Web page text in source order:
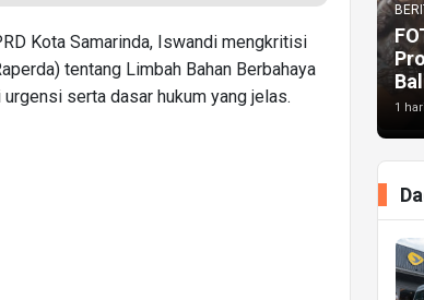
Kota Samarinda, Iswandi mengkritisi
tentang Limbah Bahan Berbahaya
serta dasar hukum yang jelas.
1